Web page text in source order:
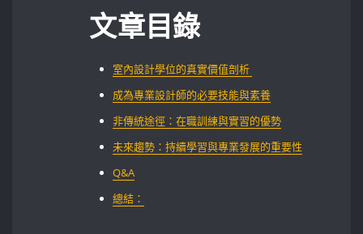
文章目錄
室內設計學位的真實價值剖析 ⁣
成為專業設計師的必要技能與素養
非傳統途徑：在職訓練與實習的優勢
未來趨勢：持續學習與專業發展的重要性
Q&A
總結：